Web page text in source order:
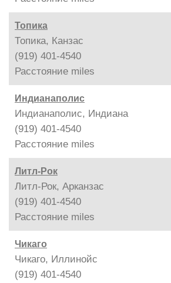
Топика
Топика, Канзас
(919) 401-4540
Расстояние miles
Индианаполис
Индианаполис, Индиана
(919) 401-4540
Расстояние miles
Литл-Рок
Литл-Рок, Арканзас
(919) 401-4540
Расстояние miles
Чикаго
Чикаго, Иллинойс
(919) 401-4540